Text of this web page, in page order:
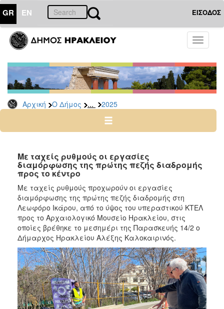
GR EN ΕΙΣΟΔΟΣ
Toggle
Αρχική Ο Δήμος ... 2025
ΔΗΜΟΣ
Δελτία
Τύπου
Αρχείο
2026
2024
2022
2020
2019
2018
2017
2016
2015
2013
2012
Με ταχείς ρυθμούς οι εργασίες
διαμόρφωσης της πρώτης πεζής διαδρομής
προς το κέντρο
Με ταχείς ρυθμούς προχωρούν οι εργασίες
διαμόρφωσης της πρώτης πεζής διαδρομής στη
Λεωφόρο Ικάρου, από το ύψος του υπεραστικού ΚΤΕΛ
προς το Αρχαιολογικό Μουσείο Ηρακλείου, στις
οποίες βρέθηκε το μεσημέρι της Παρασκευής 14/2 ο
Δήμαρχος Ηρακλείου Αλέξης Καλοκαιρινός.